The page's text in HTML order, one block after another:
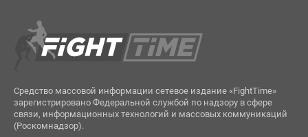
Средство массовой информации сетевое издание «FightTime»
зарегистрировано Федеральной службой по надзору в сфере
связи, информационных технологий и массовых коммуникаций
(Роскомнадзор).